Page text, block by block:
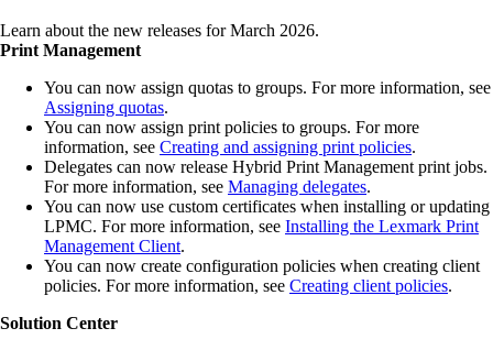
Learn about the new releases for March 2026.
Print Management
You can now assign quotas to groups. For more information, see
Assigning quotas.
You can now assign print policies to groups. For more
information, see Creating and assigning print policies.
Delegates can now release Hybrid Print Management print jobs.
For more information, see Managing delegates.
You can now use custom certificates when installing or updating
LPMC. For more information, see Installing the Lexmark Print
Management Client.
You can now create configuration policies when creating client
policies. For more information, see Creating client policies.
Solution Center